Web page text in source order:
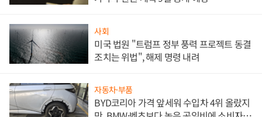
사회
미국 법원 "트럼프 정부 풍력 프로젝트 동결
조치는 위법", 해제 명령 내려
자동차·부품
BYD코리아 가격 앞세워 수입차 4위 올랐지